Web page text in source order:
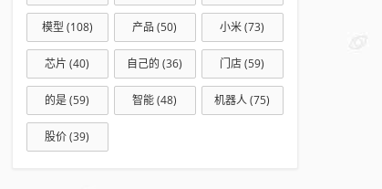
模型 (108) 产品 (50) 小米(73)
芯片 (40) 自己的 (36) 门店(59)
的是(59) 智能(48) 机器人(75)
股价(39)